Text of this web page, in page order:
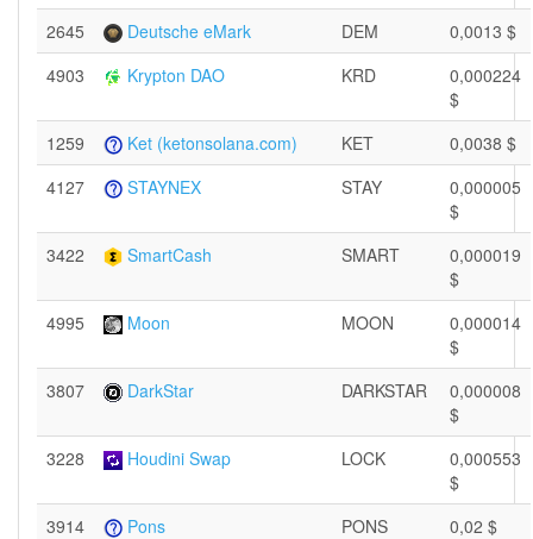
2645
Deutsche eMark DEM
0,0013 $
4903
Krypton DAO KRD
0,000224
$
1259
Ket (ketonsolana.com) KET
0,0038 $
4127
STAYNEX STAY
0,000005
$
3422
SmartCash SMART
0,000019
$
4995
Moon MOON
0,000014
$
3807
DarkStar DARKSTAR
0,000008
$
3228
Houdini Swap LOCK
0,000553
$
3914
Pons PONS
0,02 $